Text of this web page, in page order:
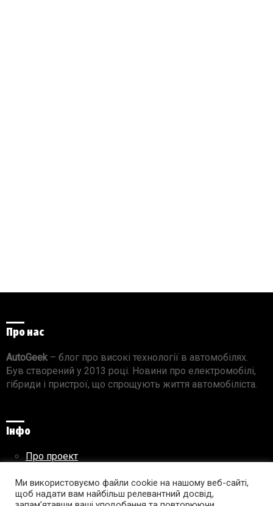
Про нас
AutoGeek– блог про високі технології в автомобілях.
Був створений у 2013 році. Новини про електромобілі,
гібриди і пристрої, що спрощують життя автомобіліста.
Інфо
Про проект
Правила використання матеріалів
Ми використовуємо файли cookie на нашому веб-сайті,
щоб надати вам найбільш релевантний досвід,